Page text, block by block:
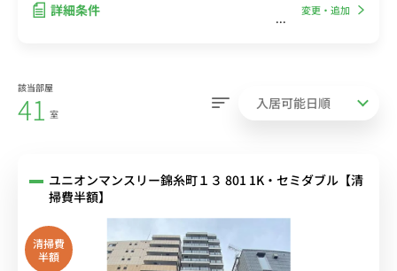
詳細条件 変更・追加
該当部屋
41 室
ユニオンマンスリー錦糸町１３ 801 1K・セミダブル【清
掃費半額】
清掃費
半額